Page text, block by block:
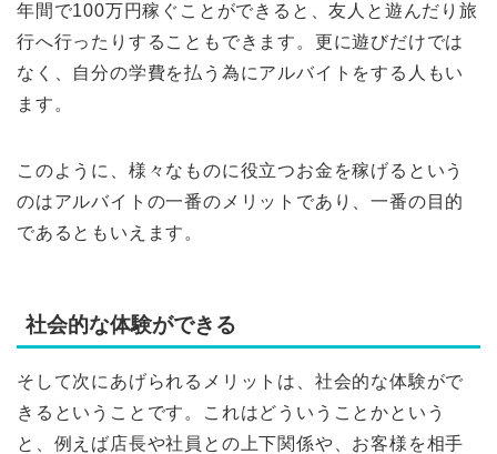
年間で100万円稼ぐことができると、友人と遊んだり旅
行へ行ったりすることもできます。更に遊びだけでは
なく、自分の学費を払う為にアルバイトをする人もい
ます。
このように、様々なものに役立つお金を稼げるという
のはアルバイトの一番のメリットであり、一番の目的
であるともいえます。
社会的な体験ができる
そして次にあげられるメリットは、社会的な体験がで
きるということです。これはどういうことかという
と、例えば店長や社員との上下関係や、お客様を相手